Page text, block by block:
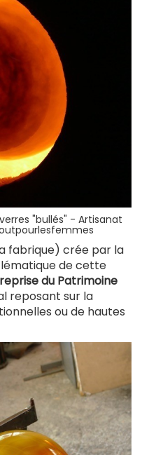
"bullés" - Artisanat
fabrique) crée par la
de cette
du Patrimoine
reposant sur la
ou de hautes